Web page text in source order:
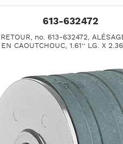
613-632472
no. 613-632472,
EN CAOUTCHOUC, 1.61’’ LG. X